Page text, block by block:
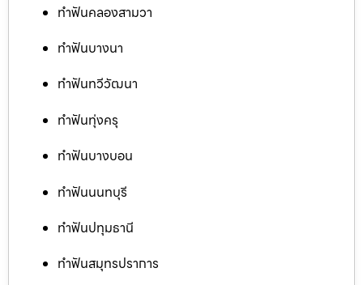
ทำฟันคลองสามวา
ทำฟันบางนา
ทำฟันทวีวัฒนา
ทำฟันทุ่งครุ
ทำฟันบางบอน
ทำฟันนนทบุรี
ทำฟันปทุมธานี
ทำฟันสมุทรปราการ